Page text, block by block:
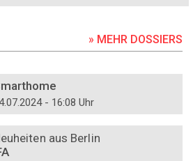
» MEHR DOSSIERS
- 16:08 Uhr
aus Berlin